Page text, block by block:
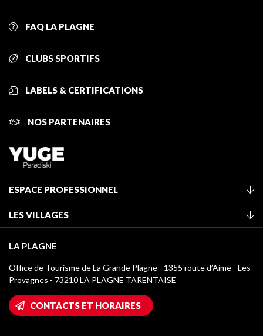
FAQ LA PLAGNE
CLUBS SPORTIFS
LABELS & CERTIFICATIONS
NOS PARTENAIRES
ESPACE PROFESSIONNEL
Classement des meublés
Taxe de séjour
Médiathèque
Logos La Plagne
Accès Wifi
Maison des Propriétaires
LES VILLAGES
Montchavin - Les Coches
Champagny-en-Vanoise
Plagne 1800
LA PLAGNE
Office de Tourisme de La Grande Plagne - 1355 route d’Aime - Les
Provagnes - 73210 LA PLAGNE TARENTAISE
CONTACTS ET HORAIRES